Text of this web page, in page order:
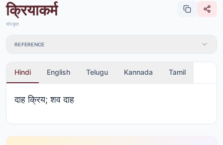
क्रियाकर्म
संस्कृत
REFERENCE
Hindi English Telugu Kannada Tamil
दाह क्रिय; शव दाह